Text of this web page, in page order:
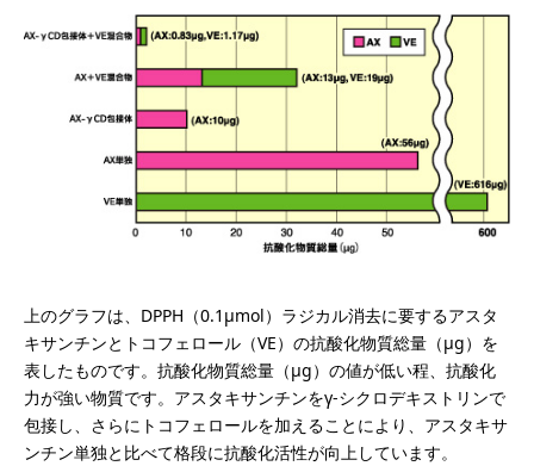
上のグラフは、DPPH（0.1μmol）ラジカル消去に要するアスタ
キサンチンとトコフェロール（VE）の抗酸化物質総量（μg）を
表したものです。抗酸化物質総量（μg）の値が低い程、抗酸化
力が強い物質です。アスタキサンチンをγ-シクロデキストリンで
包接し、さらにトコフェロールを加えることにより、アスタキサ
ンチン単独と比べて格段に抗酸化活性が向上しています。